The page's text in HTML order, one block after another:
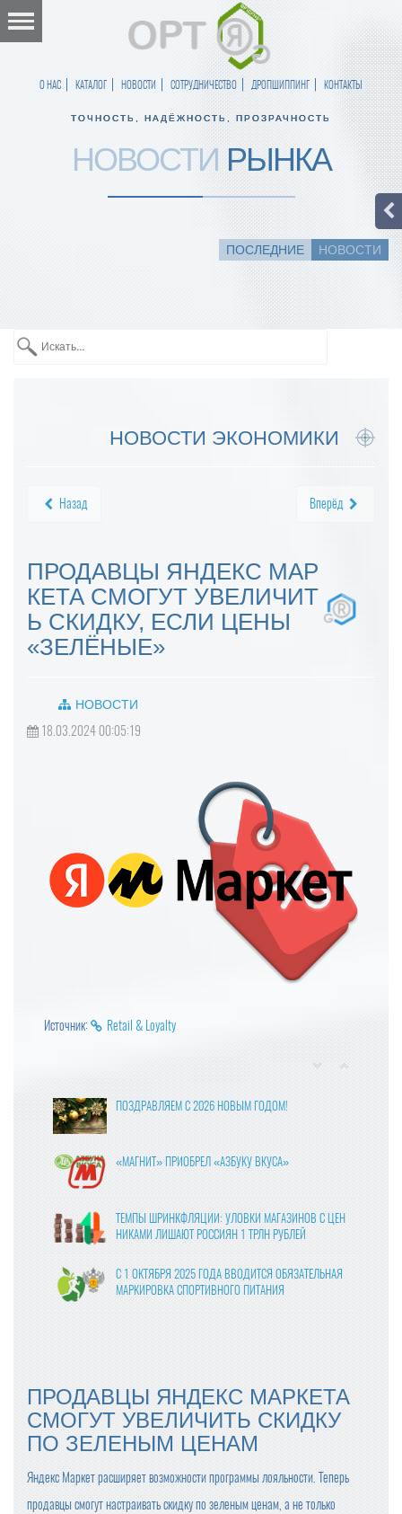
О НАС КАТАЛОГ НОВОСТИ СОТРУДНИЧЕСТВО ДРОПШИППИНГ КОНТАКТЫ
ТОЧНОСТЬ, НАДЁЖНОСТЬ, ПРОЗРАЧНОСТЬ
НОВОСТИ РЫНКА
ПОСЛЕДНИЕ НОВОСТИ
НОВОСТИ ЭКОНОМИКИ
Назад Вперёд
ПРОДАВЦЫ ЯНДЕКС МАР
КЕТА СМОГУТ УВЕЛИЧИТ
Ь СКИДКУ, ЕСЛИ ЦЕНЫ
«ЗЕЛЁНЫЕ»
НОВОСТИ
18.03.2024 00:05:19
Источник: Retail & Loyalty
ПОЗДРАВЛЯЕМ С 2026 НОВЫМ ГОДОМ!
«МАГНИТ» ПРИОБРЕЛ «АЗБУКУ ВКУСА»
ТЕМПЫ ШРИНКФЛЯЦИИ: УЛОВКИ МАГАЗИНОВ С ЦЕН
НИКАМИ ЛИШАЮТ РОССИЯН 1 ТРЛН РУБЛЕЙ
С 1 ОКТЯБРЯ 2025 ГОДА ВВОДИТСЯ ОБЯЗАТЕЛЬНАЯ
МАРКИРОВКА СПОРТИВНОГО ПИТАНИЯ
МОЛОКО В КАЖДОМ ВОСЬМОМ ЧЕКЕ: «ПЯТЁРОЧКА»
ОТМЕЧАЕТ РОСТ ПРОДАЖ МОЛОЧНОЙ ПРОДУКЦИИ
ПРОДАЖИ ГОТОВОЙ ЕДЫ В КРУПНЫХ СЕТЯХ ВЫРОСЛ
И НА 24% В 2024 ГОДУ
ОПТОВЫЕ ЦЕНЫ НА ЯЙЦА СНИЗИЛИСЬ НА 13-17%
ПРОДАВЦЫ ЯНДЕКС МАРКЕТА
СМОГУТ УВЕЛИЧИТЬ СКИДКУ
ПО ЗЕЛЕНЫМ ЦЕНАМ
Яндекс Маркет расширяет возможности программы лояльности. Теперь
продавцы смогут настраивать скидку по зеленым ценам, а не только